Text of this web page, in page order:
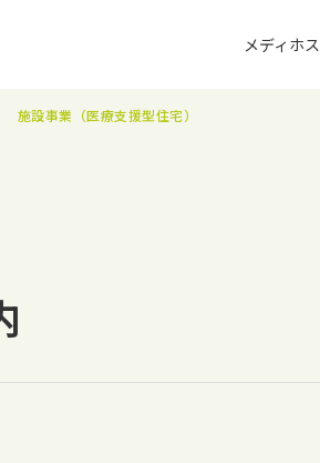
メディホス
施設事業（医療支援型住宅）